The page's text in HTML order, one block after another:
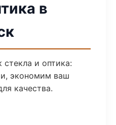
в
и оптика:
экономим ваш
качества.